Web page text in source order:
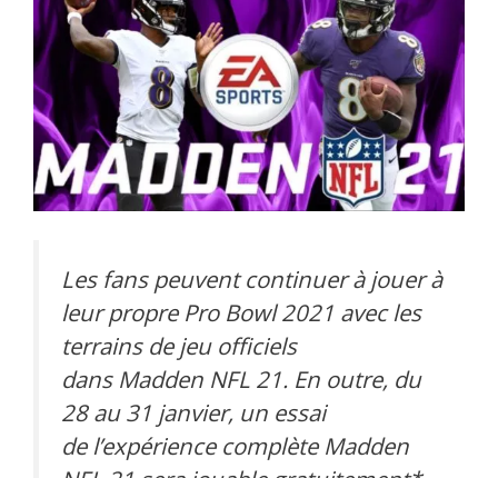
Les fans peuvent continuer à jouer à
leur propre Pro Bowl 2021 avec les
terrains de jeu officiels
dans Madden NFL 21. En outre, du
28 au 31 janvier, un essai
de l’expérience complète Madden